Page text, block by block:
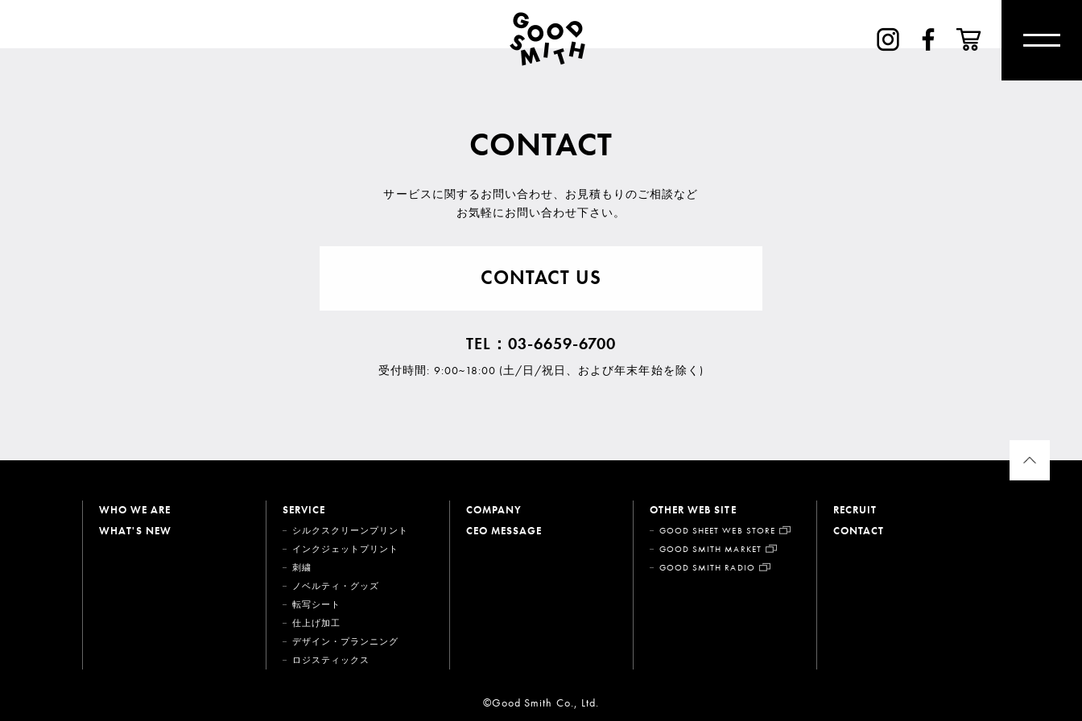
CONTACT
サービスに関するお問い合わせ、 お見積もりのご相談など
お気軽にお問い合わせ下さい。
CONTACT US
TEL：03-6659-6700
受付時間: 9:00~18:00 (土/日/祝日、および年末年始を除く)
WHO WE ARE
WHAT'S NEW
SERVICE
シルクスクリーンプリント
インクジェットプリント
刺繍
ノベルティ・グッズ
転写シート
仕上げ加工
デザイン・プランニング
ロジスティックス
COMPANY
CEO MESSAGE
OTHER WEB SITE
GOOD SHEET WEB STORE
GOOD SMITH MARKET
GOOD SMITH RADIO
RECRUIT
CONTACT
©Good Smith Co., Ltd.